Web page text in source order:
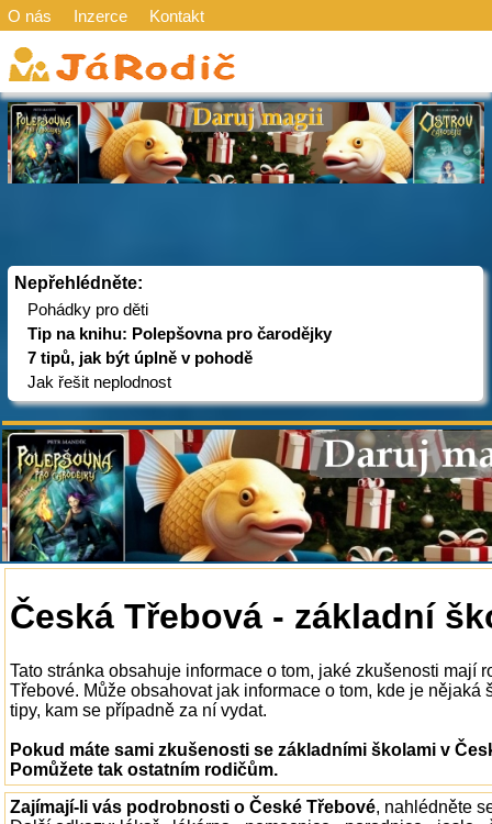
O nás Inzerce Kontakt
Nepřehlédněte:
Pohádky pro děti
Tip na knihu: Polepšovna pro čarodějky
7 tipů, jak být úplně v pohodě
Jak řešit neplodnost
Česká Třebová - základní
Tato stránka obsahuje informace o tom, jaké zkušenosti mají
Třebové. Může obsahovat jak informace o tom, kde je
tipy, kam se případně za ní vydat.
Pokud máte sami zkušenosti se základními školami v
Pomůžete tak ostatním rodičům.
Zajímají-li vás podrobnosti o České Třebové, nahlédněte